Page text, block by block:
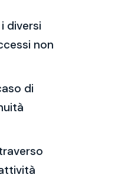
diversi
non
di